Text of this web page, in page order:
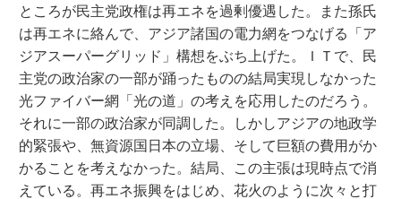
ところが民主党政権は再エネを過剰優遇した。また孫氏
は再エネに絡んで、アジア諸国の電力網をつなげる「ア
ジアスーパーグリッド」構想をぶち上げた。ＩＴで、民
主党の政治家の一部が踊ったものの結局実現しなかった
光ファイバー網「光の道」の考えを応用したのだろう。
それに一部の政治家が同調した。しかしアジアの地政学
的緊張や、無資源国日本の立場、そして巨額の費用がか
かることを考えなかった。結局、この主張は現時点で消
えている。再エネ振興をはじめ、花火のように次々と打